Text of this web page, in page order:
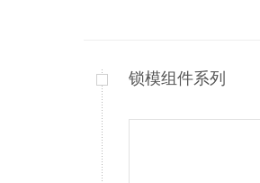
锁模组件系列